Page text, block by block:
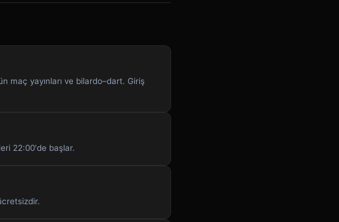
maç yayınları ve bilardo–dart. Giriş
22:00'de başlar.